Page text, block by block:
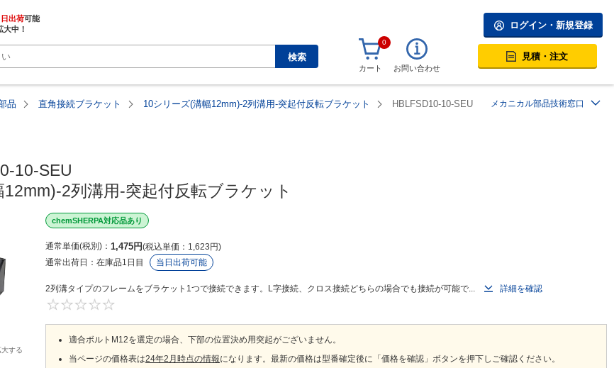
日出荷
大中！
検索
ログイン・新規登録
0
カート お問い合わせ
見積・注文
品 直角接続ブラケット 10シリーズ(溝幅12mm)-2列溝用-突起付反転ブラケット HBLFSD10-10-SEU メカニカル部品技術窓口
10-SEU
2列溝用-突起付反転ブラケット
する
chemSHERPA対応品あり
通常単価(税別) 1,475円 税込単価 1,623円
通常出荷日： 在庫品1日目 当日出荷可能
2列溝タイプのフレームをブラケット1つで接続できます。L字接続、クロス接続どちらの場合でも接続が可能で...
詳細を確認
適合ボルトM12を選定の場合、下部の位置決め用突起がございません。
当ページの価格表は24年2月時点の情報になります。最新の価格は型番確定後に「価格を確認」ボタンを押下しご確認ください。